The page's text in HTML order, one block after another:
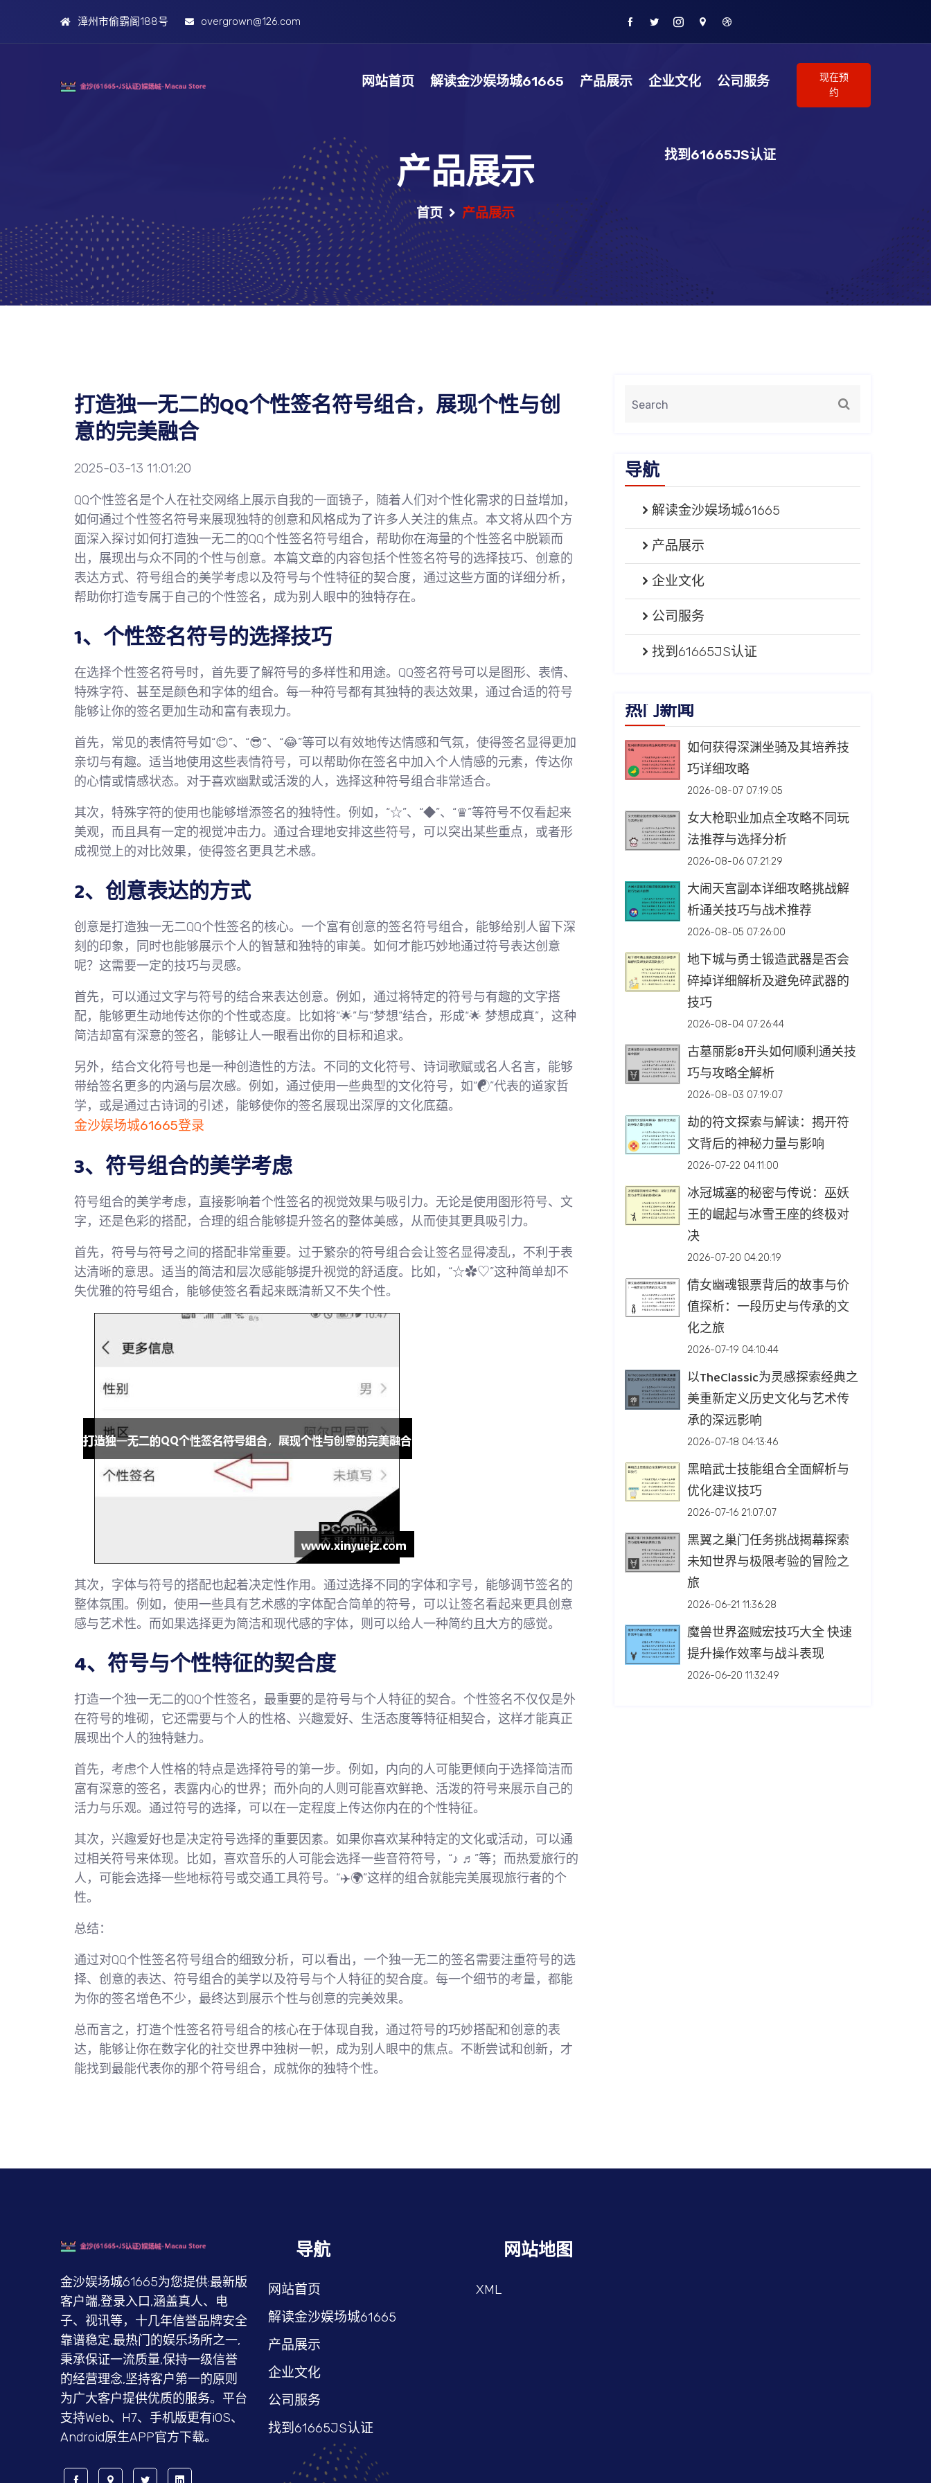
漳州市偷霸阁188号 overgrown@126.com
网站首页 解读金沙娱场城61665 产品展示 企业文化 公司服务
找到61665JS认证
现在预
约
产品展示
首页 产品展示
打造独一无二的QQ个性签名符号组合，展现个性与创
意的完美融合
2025-03-13 11:01:20
QQ个性签名是个人在社交网络上展示自我的一面镜子，随着人们对个性化需求的日益增加，
如何通过个性签名符号来展现独特的创意和风格成为了许多人关注的焦点。本文将从四个方
面深入探讨如何打造独一无二的QQ个性签名符号组合，帮助你在海量的个性签名中脱颖而
出，展现出与众不同的个性与创意。本篇文章的内容包括个性签名符号的选择技巧、创意的
表达方式、符号组合的美学考虑以及符号与个性特征的契合度，通过这些方面的详细分析，
帮助你打造专属于自己的个性签名，成为别人眼中的独特存在。
1、个性签名符号的选择技巧
在选择个性签名符号时，首先要了解符号的多样性和用途。QQ签名符号可以是图形、表情、
特殊字符、甚至是颜色和字体的组合。每一种符号都有其独特的表达效果，通过合适的符号
能够让你的签名更加生动和富有表现力。
首先，常见的表情符号如“😊”、“😎”、“😂”等可以有效地传达情感和气氛，使得签名显得更加
亲切与有趣。适当地使用这些表情符号，可以帮助你在签名中加入个人情感的元素，传达你
的心情或情感状态。对于喜欢幽默或活泼的人，选择这种符号组合非常适合。
其次，特殊字符的使用也能够增添签名的独特性。例如，“☆”、“◆”、“♛”等符号不仅看起来
美观，而且具有一定的视觉冲击力。通过合理地安排这些符号，可以突出某些重点，或者形
成视觉上的对比效果，使得签名更具艺术感。
2、创意表达的方式
创意是打造独一无二QQ个性签名的核心。一个富有创意的签名符号组合，能够给别人留下深
刻的印象，同时也能够展示个人的智慧和独特的审美。如何才能巧妙地通过符号表达创意
呢？这需要一定的技巧与灵感。
首先，可以通过文字与符号的结合来表达创意。例如，通过将特定的符号与有趣的文字搭
配，能够更生动地传达你的个性或态度。比如将“🌟”与“梦想”结合，形成“🌟 梦想成真”，这种
简洁却富有深意的签名，能够让人一眼看出你的目标和追求。
另外，结合文化符号也是一种创造性的方法。不同的文化符号、诗词歌赋或名人名言，能够
带给签名更多的内涵与层次感。例如，通过使用一些典型的文化符号，如“☯️”代表的道家哲
学，或是通过古诗词的引述，能够使你的签名展现出深厚的文化底蕴。
金沙娱场城61665登录
3、符号组合的美学考虑
符号组合的美学考虑，直接影响着个性签名的视觉效果与吸引力。无论是使用图形符号、文
字，还是色彩的搭配，合理的组合能够提升签名的整体美感，从而使其更具吸引力。
首先，符号与符号之间的搭配非常重要。过于繁杂的符号组合会让签名显得凌乱，不利于表
达清晰的意思。适当的简洁和层次感能够提升视觉的舒适度。比如，“☆✿♡”这种简单却不
失优雅的符号组合，能够使签名看起来既清新又不失个性。
其次，字体与符号的搭配也起着决定性作用。通过选择不同的字体和字号，能够调节签名的
整体氛围。例如，使用一些具有艺术感的字体配合简单的符号，可以让签名看起来更具创意
感与艺术性。而如果选择更为简洁和现代感的字体，则可以给人一种简约且大方的感觉。
4、符号与个性特征的契合度
打造一个独一无二的QQ个性签名，最重要的是符号与个人特征的契合。个性签名不仅仅是外
在符号的堆砌，它还需要与个人的性格、兴趣爱好、生活态度等特征相契合，这样才能真正
展现出个人的独特魅力。
首先，考虑个人性格的特点是选择符号的第一步。例如，内向的人可能更倾向于选择简洁而
富有深意的签名，表露内心的世界；而外向的人则可能喜欢鲜艳、活泼的符号来展示自己的
活力与乐观。通过符号的选择，可以在一定程度上传达你内在的个性特征。
其次，兴趣爱好也是决定符号选择的重要因素。如果你喜欢某种特定的文化或活动，可以通
过相关符号来体现。比如，喜欢音乐的人可能会选择一些音符符号，“♪ ♬”等；而热爱旅行的
人，可能会选择一些地标符号或交通工具符号。“✈️🌍”这样的组合就能完美展现旅行者的个
性。
总结：
通过对QQ个性签名符号组合的细致分析，可以看出，一个独一无二的签名需要注重符号的选
择、创意的表达、符号组合的美学以及符号与个人特征的契合度。每一个细节的考量，都能
为你的签名增色不少，最终达到展示个性与创意的完美效果。
总而言之，打造个性签名符号组合的核心在于体现自我，通过符号的巧妙搭配和创意的表
达，能够让你在数字化的社交世界中独树一帜，成为别人眼中的焦点。不断尝试和创新，才
能找到最能代表你的那个符号组合，成就你的独特个性。
导航
解读金沙娱场城61665
产品展示
企业文化
公司服务
找到61665JS认证
热门新闻
如何获得深渊坐骑及其培养技
巧详细攻略
2026-08-07 07:19:05
女大枪职业加点全攻略不同玩
法推荐与选择分析
2026-08-06 07:21:29
大闹天宫副本详细攻略挑战解
析通关技巧与战术推荐
2026-08-05 07:26:00
地下城与勇士锻造武器是否会
碎掉详细解析及避免碎武器的
技巧
2026-08-04 07:26:44
古墓丽影8开头如何顺利通关技
巧与攻略全解析
2026-08-03 07:19:07
劫的符文探索与解读：揭开符
文背后的神秘力量与影响
2026-07-22 04:11:00
冰冠城塞的秘密与传说：巫妖
王的崛起与冰雪王座的终极对
决
2026-07-20 04:20:19
倩女幽魂银票背后的故事与价
值探析：一段历史与传承的文
化之旅
2026-07-19 04:10:44
以TheClassic为灵感探索经典之
美重新定义历史文化与艺术传
承的深远影响
2026-07-18 04:13:46
黑暗武士技能组合全面解析与
优化建议技巧
2026-07-16 21:07:07
黑翼之巢门任务挑战揭幕探索
未知世界与极限考验的冒险之
旅
2026-06-21 11:36:28
魔兽世界盗贼宏技巧大全 快速
提升操作效率与战斗表现
2026-06-20 11:32:49
金沙娱场城61665为您提供:最新版
客户端,登录入口,涵盖真人、电
子、视讯等，十几年信誉品牌安全
靠谱稳定,最热门的娱乐场所之一,
秉承保证一流质量,保持一级信誉
的经营理念,坚持客户第一的原则
为广大客户提供优质的服务。平台
支持Web、H7、手机版更有iOS、
Android原生APP官方下载。
导航
网站首页
解读金沙娱场城61665
产品展示
企业文化
公司服务
找到61665JS认证
网站地图
XML